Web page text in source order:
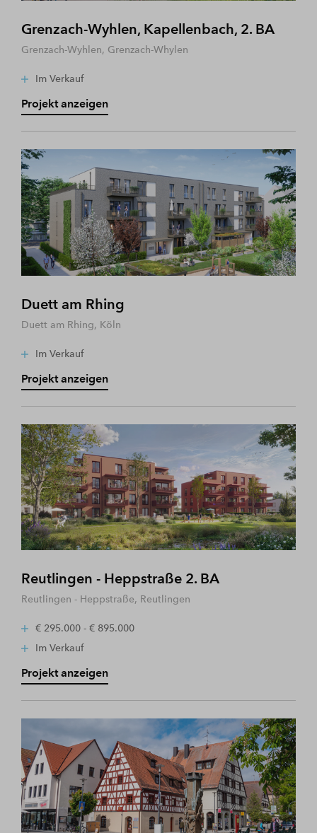
Grenzach-Wyhlen, Kapellenbach, 2. BA
Grenzach-Wyhlen, Grenzach-Whylen
Im Verkauf
Projekt anzeigen
Duett am Rhing
Duett am Rhing, Köln
Im Verkauf
Projekt anzeigen
Reutlingen - Heppstraße 2. BA
Reutlingen - Heppstraße, Reutlingen
€ 295.000 - € 895.000
Im Verkauf
Projekt anzeigen